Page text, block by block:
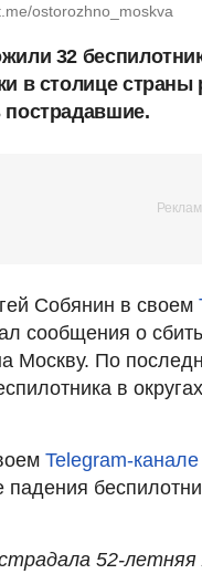
ostorozhno_moskva
32
в столице
пострадавшие.
Собянин в своем
сообщения о
Москву. По
в
Telegram-канале
52-